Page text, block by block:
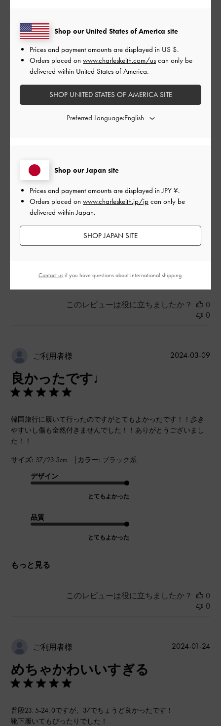
ご利用者様
199さんのレビュー
サイズ: 37/23.5cm |カラー: レッド系
とてもよかった
品質
とてもよかった
もっと見る
このレビューは役に立ちましたか？
0
0
ご利用者様
良かったです♩
韓国旅行に履いて行ったのですがとてもよかったです！！歩き
やすいし傷も全然付きませんでした！！ありがとうございまし
た！！
サイズ: 37/23.5cm | カラー: ブラック系
デザイン
とてもよかった
品質
とてもよかった
もっと見る
公
2024-03-09
このレビューは役に立ちましたか？
0
0
ご利用者様
めちゃかわいいすぎる
普段23. 5-24. 0ですが、37でちょうど良かったです！
靴下履いてもぴったりでした！
公
2024-01-24
Shop our Japan site
Prices and payment amounts are displayed inJPY ¥.
Orders placed on www.charleskeith.jp/jp can only be
delivered within Japan.
SHOP JAPAN SITE
Shop our United States of America site
Prices and payment amounts are displayed in US $.
Orders placed on www.charleskeith.com/us can only be
delivered within United States of America.
SHOP UNITED STATES OF AMERICA SITE
Preferred Language:
Contact usif you have questions about international shipping.